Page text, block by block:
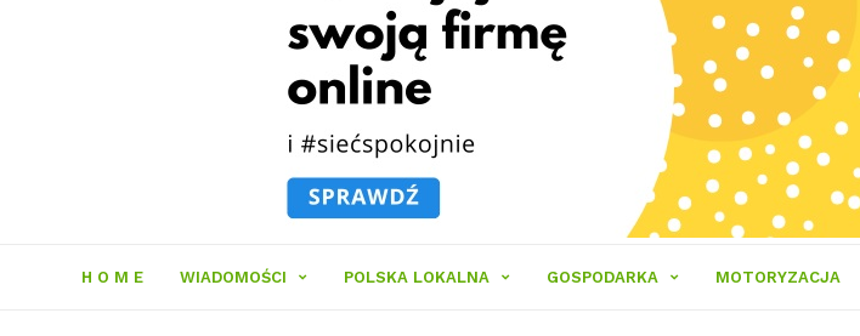
H O M E WIADOMOŚCI POLSKA LOKALNA GOSPODARKA MOTORYZACJA